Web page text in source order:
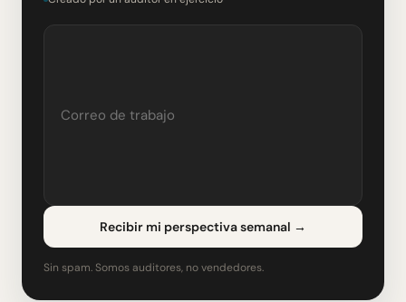
Recibir mi perspectiva semanal →
Sin spam. Somos auditores, no vendedores.